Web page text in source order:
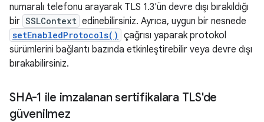
numaralı telefonu arayarak TLS 1.3'ün devre dışı bırakıldığı
bir SSLContext edinebilirsiniz. Ayrıca, uygun bir nesnede
setEnabledProtocols() çağrısı yaparak protokol
sürümlerini bağlantı bazında etkinleştirebilir veya devre dışı
bırakabilirsiniz.
SHA-1 ile imzalanan sertifikalara TLS'de
güvenilmez